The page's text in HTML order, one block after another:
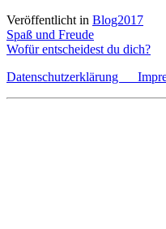
Veröffentlicht in Blog2017
Beitragsnavigation
Spaß und Freude
Wofür entscheidest du dich?
Datenschutzerklärung